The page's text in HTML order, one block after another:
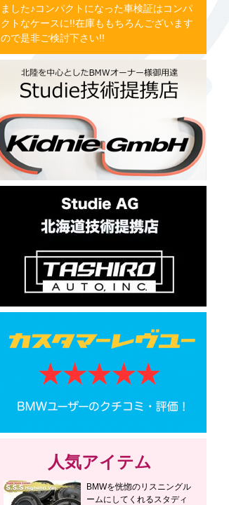
ました♪コンパクトになった車検証はコンパ
クトなケースに!!在庫ももちろんございます
ので是非ご検討下さい!!
人気アイテム
BMWを恍惚のリスニングル
ームにしてくれるスタディ